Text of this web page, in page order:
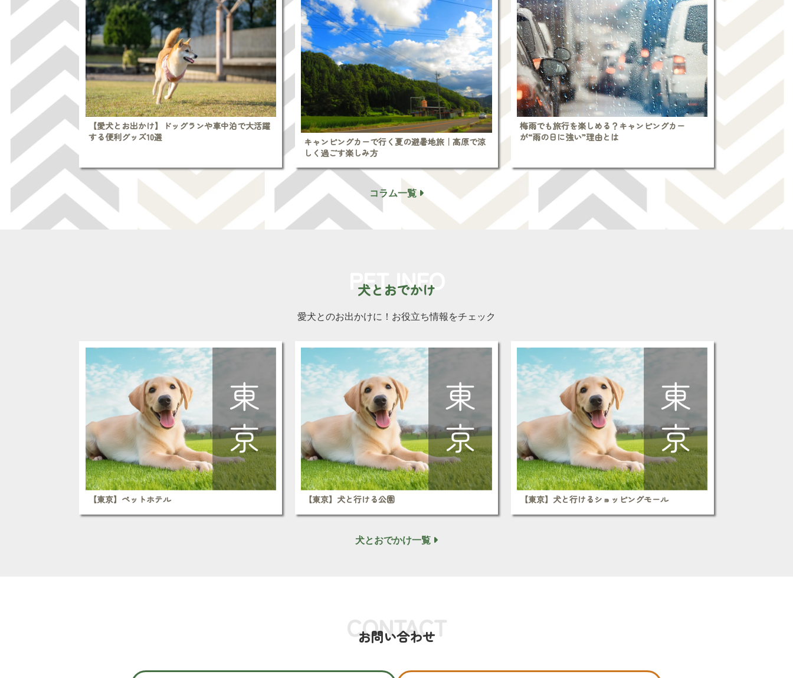
【愛犬とお出かけ】ドッグランや車中泊で大活躍
する便利グッズ10選
キャンピングカーで行く夏の避暑地旅｜高原で涼
しく過ごす楽しみ方
梅雨でも旅行を楽しめる？キャンピングカー
が“雨の日に強い”理由とは
コラム一覧
犬とおでかけ
PET INFO
愛犬とのお出かけに！ お役立ち情報をチェック
【東京】ペットホテル 【東京】犬と行ける公園 【東京】犬と行けるショッピングモール
犬とおでかけ一覧
お問い合わせ
CONTACT